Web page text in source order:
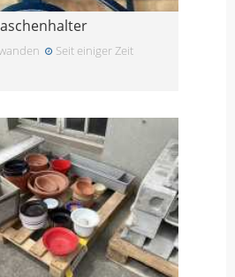
Seit einiger Zeit